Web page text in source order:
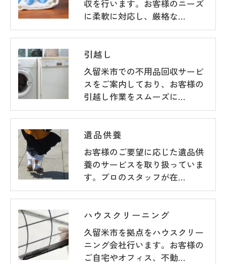
収を行います。お客様のニーズ
に柔軟に対応し、厳格な…
引越し
久留米市での不用品回収サービ
スをご案内しており、お客様の
引越し作業をスムーズに…
遺品供養
お客様のご要望に応じた遺品供
養のサービスを取り扱っていま
す。プロのスタッフが在…
ハウスクリーニング
久留米市を拠点をハウスクリー
ニング会社行います。お客様の
ご自宅やオフィス、不動…